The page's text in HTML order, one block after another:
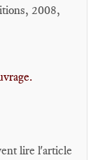
2008,
lire l'article